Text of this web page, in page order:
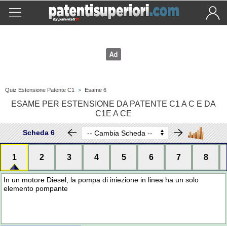
Quiz Estensione Patente C1 > Esame 6
ESAME PER ESTENSIONE DA PATENTE C1 A C E DA
C1E A CE
Scheda 6
1 2 3 4 5 6 7 8
In un motore Diesel, la pompa di iniezione in linea ha un solo
elemento pompante